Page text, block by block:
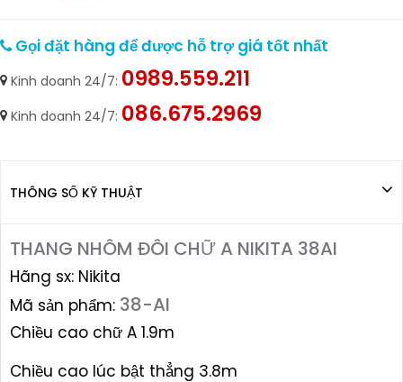
Gọi đặt hàng để được hỗ trợ giá tốt nhất
Kinh doanh 24/7: 0989.559.211
Kinh doanh 24/7: 086.675.2969
THÔNG SỐ KỸ THUẬT
THANG NHÔM ĐÔI CHỮ A NIKITA 38AI
Hãng sx: Nikita
Mã sản phẩm: 38-AI
Chiều cao chữ A 1.9m
Chiều cao lúc bật thẳng 3.8m